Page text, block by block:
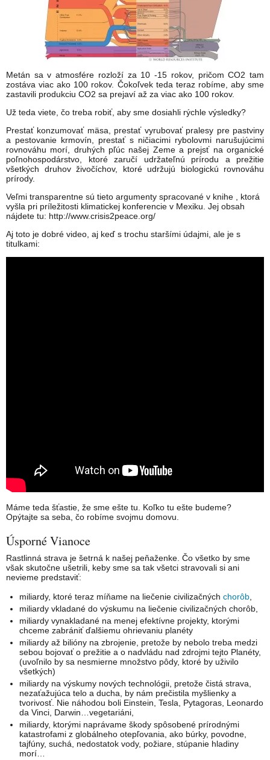
Metán sa v atmosfére rozloží za 10 -15 rokov, pričom CO2 tam
zostáva viac ako 100 rokov. Čokoľvek teda teraz robíme, aby sme
zastavili produkciu CO2 sa prejaví až za viac ako 100 rokov.
Už teda viete, čo treba robiť, aby sme dosiahli rýchle výsledky?
Prestať konzumovať mäsa, prestať vyrubovať pralesy pre pastviny
a pestovanie krmovín, prestať s ničiacimi rybolovmi narušujúcimi
rovnováhu morí, druhých pľúc našej Zeme a prejsť na organické
poľnohospodárstvo, ktoré zaručí udržateľnú prírodu a prežitie
všetkých druhov živočíchov, ktoré udržujú biologickú rovnováhu
prírody.
Veľmi transparentne sú tieto argumenty spracované v knihe , ktorá
vyšla pri príležitosti klimatickej konferencie v Mexiku. Jej obsah
nájdete tu: http://www.crisis2peace.org/
Aj toto je dobré video, aj keď s trochu staršími údajmi, ale je s
titulkami:
Máme teda šťastie, že sme ešte tu. Koľko tu ešte budeme?
Opýtajte sa seba, čo robíme svojmu domovu.
Úsporné Vianoce
Rastlinná strava je šetrná k našej peňaženke. Čo všetko by sme
však skutočne ušetrili, keby sme sa tak všetci stravovali si ani
nevieme predstaviť:
miliardy, ktoré teraz míňame na liečenie civilizačnýchchorôb
miliardy vkladané do výskumu na liečenie civilizačných chorôb,
miliardy vynakladané na menej efektívne projekty, ktorými
chceme zabrániť ďalšiemu ohrievaniu planéty
miliardy až bilióny na zbrojenie, pretože by nebolo treba medzi
sebou bojovať o prežitie a o nadvládu nad zdrojmi tejto Planéty,
(uvoľnilo by sa nesmierne množstvo pôdy, ktoré by uživilo
všetkých)
miliardy na výskumy nových technológii, pretože čistá strava,
nezaťažujúca telo a ducha, by nám prečistila myšlienky a
tvorivosť. Nie náhodou boli Einstein, Tesla, Pytagoras, Leonardo
da Vinci, Darwin…vegetariáni,
miliardy, ktorými naprávame škody spôsobené prírodnými
katastrofami z globálneho otepľovania, ako búrky, povodne,
tajfúny, suchá, nedostatok vody, požiare, stúpanie hladiny
morí…